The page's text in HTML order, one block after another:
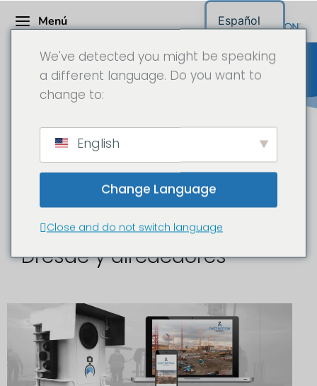
Menú
Cámara de obras Sajonia
Time-lapse y
documentación de obras en
Dresde y alrededores
We've detected you might be speaking
a different language. Do you want to
change to:
English
Change Language
Close and do not switch language
Español